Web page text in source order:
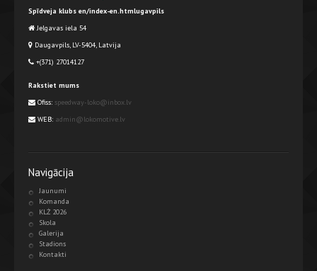
Spīdveja klubs en/index-en.htmlugavpils
Jelgavas iela 54
Daugavpils, LV-5404, Latvija
+(371) 27014127
Rakstiet mums
Ofiss: speedway-loko@inbox.lv
WEB: admin@lokomotive.lv
Navigācija
Jaunumi
Komanda
KLŻ 2026
Skola
Galerija
Stadions
Kontakti